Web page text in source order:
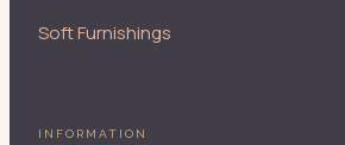
Soft Furnishings
INFORMATION